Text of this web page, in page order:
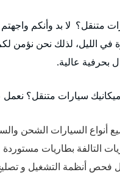
متنقل؟ لا بد وأنكم
في الليل، لذلك نحن نؤمن
بحرفية عالية.
سيارات متنقل؟
أنواع السيارات الشحن
التالفة بطاريات
فحص أنظمة التشغيل و